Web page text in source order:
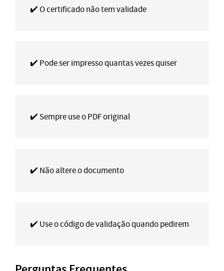
✔️ O certificado não tem validade
✔️ Pode ser impresso quantas vezes quiser
✔️ Sempre use o PDF original
✔️ Não altere o documento
✔️ Use o código de validação quando pedirem